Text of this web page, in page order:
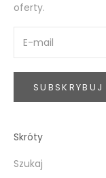
oferty.
SUBSKRYBUJ
Skróty
Szukaj